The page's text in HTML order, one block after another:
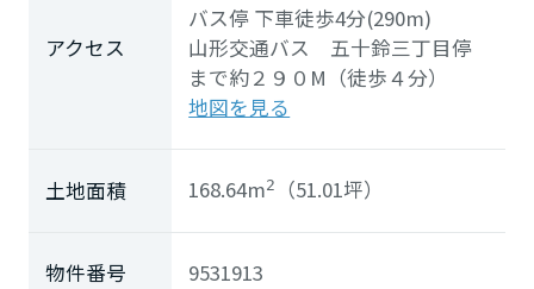
アクセス
バス停 下車徒歩4分(290m)
山形交通バス 五十鈴三丁目停
まで約２９０М（徒歩４分）
地図を見る
土地面積 168.64m2 （51.01坪）
物件番号 9531913